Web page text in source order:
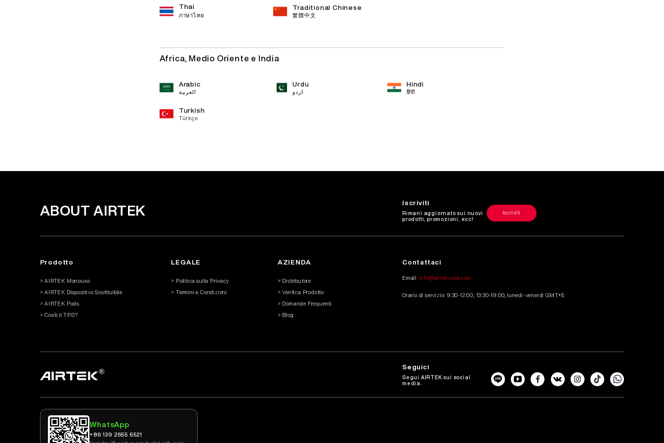
Thai
ภาษาไทย
Traditional Chinese
繁體中文
Africa, Medio Oriente e India
Arabic
العربية
Urdu
اردو
Hindi
हिंदी
Turkish
Türkçe
ABOUT AIRTEK
Iscriviti
Rimani aggiornato sui nuovi
prodotti, promozioni, ecc!
Iscriviti
Prodotto
> AIRTEK Monouso
> AIRTEK Dispositivo Sostituibile
> AIRTEK Pods
> Cos'è il TPD?
LEGALE
> Politica sulla Privacy
> Termini e Condizioni
AZIENDA
> Distributore
> Verifica Prodotto
> Domande Frequenti
> Blog
Contattaci
Email: info@airtekvape.com
Orario di servizio: 9:30-12:00, 13:30-19:00, lunedì-venerdì GMT+8
Seguici
Segui AIRTEK sui social
media.
WhatsApp
+86 139 2655 6521